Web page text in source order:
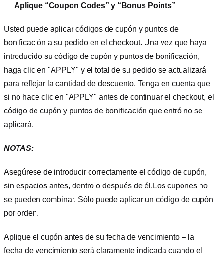
Aplique “Coupon Codes” y “Bonus Points”
Usted puede aplicar códigos de cupón y puntos de
bonificación a su pedido en el checkout. Una vez que haya
introducido su código de cupón y puntos de bonificación,
haga clic en "APPLY" y el total de su pedido se actualizará
para reflejar la cantidad de descuento. Tenga en cuenta que
si no hace clic en "APPLY" antes de continuar el checkout, el
código de cupón y puntos de bonificación que entró no se
aplicará.
NOTAS:
Asegúrese de introducir correctamente el código de cupón,
sin espacios antes, dentro o después de él. Los cupones no
se pueden combinar. Sólo puede aplicar un código de cupón
por orden.
Aplique el cupón antes de su fecha de vencimiento – la
fecha de vencimiento será claramente indicada cuando el